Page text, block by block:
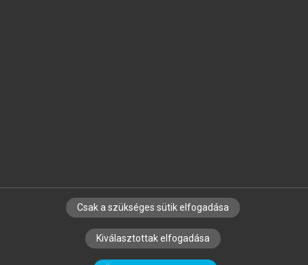
SZERZŐKNEK CÉGEKNEK KÖNYVTÁROSOKNAK
SZERKESZTÉSI ÉS LEKTORÁLÁSI ALAPELVEK
Csak a szükséges sütik elfogadása
Kiválasztottak elfogadása